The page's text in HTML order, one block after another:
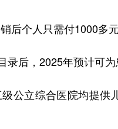
个人只需付1000多元
后，2025年预计可为
公立综合医院均提供